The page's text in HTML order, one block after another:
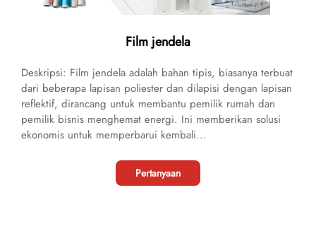
Film jendela
Deskripsi: Film jendela adalah bahan tipis, biasanya terbuat
dari beberapa lapisan poliester dan dilapisi dengan lapisan
reflektif, dirancang untuk membantu pemilik rumah dan
pemilik bisnis menghemat energi. Ini memberikan solusi
ekonomis untuk memperbarui kembali...
Pertanyaan